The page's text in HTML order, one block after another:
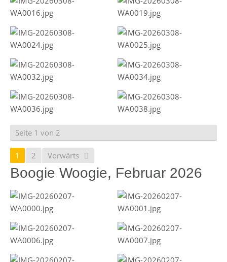
Seite 1 von 2
1 2 Vorwärts
Boogie Woogie, Februar 2026